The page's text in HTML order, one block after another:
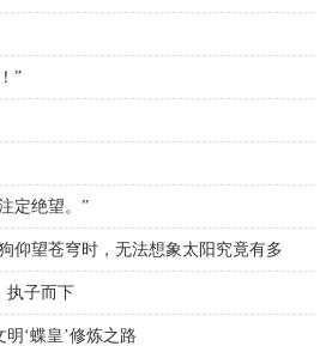
”
定绝望。”
仰望苍穹时，无法想象太阳究竟有多
执子而下
‘蝶皇’修炼之路